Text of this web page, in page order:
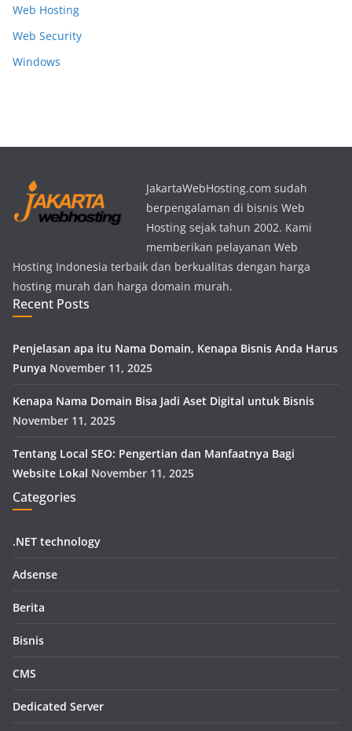
Web Hosting
Web Security
Windows
JakartaWebHosting.com sudah
berpengalaman di bisnis Web
Hosting sejak tahun 2002. Kami
memberikan pelayanan Web
Hosting Indonesia terbaik dan berkualitas dengan harga
hosting murah dan harga domain murah.
Recent Posts
Penjelasan apa itu Nama Domain, Kenapa Bisnis Anda Harus
Punya November 11, 2025
Kenapa Nama Domain Bisa Jadi Aset Digital untuk Bisnis
November 11, 2025
Tentang Local SEO: Pengertian dan Manfaatnya Bagi
Website Lokal November 11, 2025
Categories
.NET technology
Adsense
Berita
Bisnis
CMS
Dedicated Server